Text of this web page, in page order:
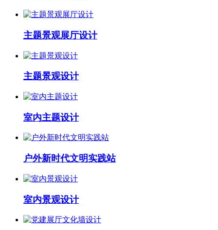
主题景观展厅设计
主题景观设计
室内主题设计
户外新时代文明实践站
室内景观设计